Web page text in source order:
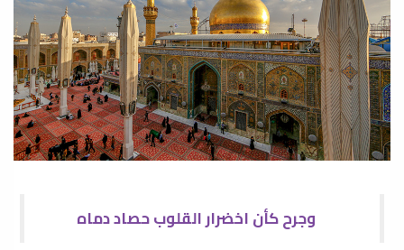
وجرح كأن اخضرار القلوب حصاد دماه